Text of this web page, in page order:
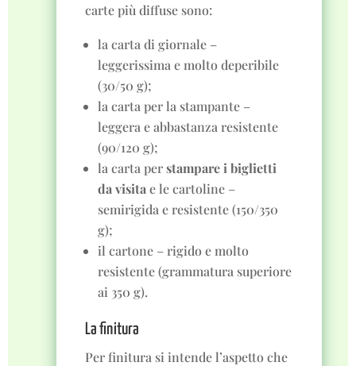
carte più diffuse sono:
la carta di giornale –
leggerissima e molto deperibile
(30/50 g);
la carta per la stampante –
leggera e abbastanza resistente
(90/120 g);
la carta perstampare i biglietti
da visita e le cartoline –
semirigida e resistente (150/350
g);
il cartone – rigido e molto
resistente (grammatura superiore
ai 350 g).
La finitura
Per finitura si intende l’aspetto che